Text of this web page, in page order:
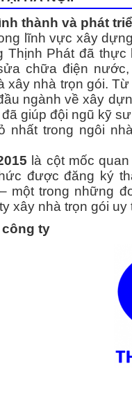
thành và phát
lĩnh vực xây
Thịnh Phát đã
chữa điện nước,
xây nhà trọn gói.
ngành về xây
giúp đội ngũ kỹ
nhất trong ngôi
là cột mốc
được đăng ký
– một trong những
xây nhà trọn gói
ty